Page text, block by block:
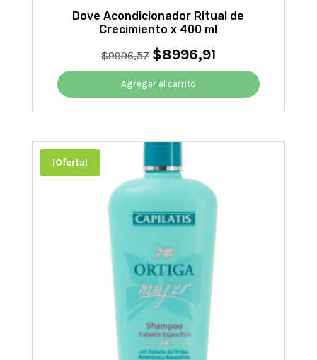
Dove Acondicionador Ritual de
Crecimiento x 400 ml
$9996,57 El
precio
original
era:
$9996,57.
$8996,91El
precio
es:
$8996,91.
Agregar al carrito
¡Oferta!